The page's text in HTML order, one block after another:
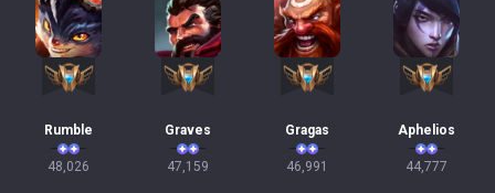
Rumble
48,026
Graves
47,159
Gragas
46,991
Aphelios
44,777